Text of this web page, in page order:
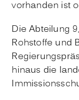
vorhanden ist
Die Abteilung
Rohstoffe und
hinaus die